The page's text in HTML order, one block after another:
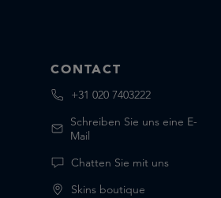
CONTACT
+31 020 7403222
Schreiben Sie uns eine E-
Mail
Chatten Sie mit uns
Skins boutique